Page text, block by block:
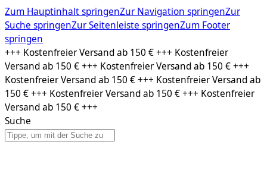
Zum Hauptinhalt springenZur Navigation springenZur
Suche springenZur Seitenleiste springenZum Footer
springen
Zum
Inhalt
springen
+++ Kostenfreier Versand ab 150 € +++ Kostenfreier
Versand ab 150 € +++ Kostenfreier Versand ab 150 € +++
Kostenfreier Versand ab 150 € +++ Kostenfreier Versand ab
150 € +++ Kostenfreier Versand ab 150 € +++ Kostenfreier
Versand ab 150 € +++
Suche